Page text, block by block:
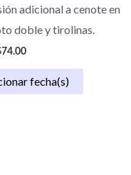
adicional a cenote en
doble y tirolinas.
74.00
fecha(s)